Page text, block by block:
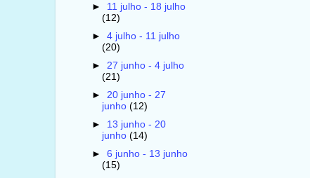
► 11 julho - 18 julho
(12)
► 4 julho - 11 julho
(20)
► 27 junho - 4 julho
(21)
► 20 junho - 27
junho (12)
► 13 junho - 20
junho (14)
► 6 junho - 13 junho
(15)